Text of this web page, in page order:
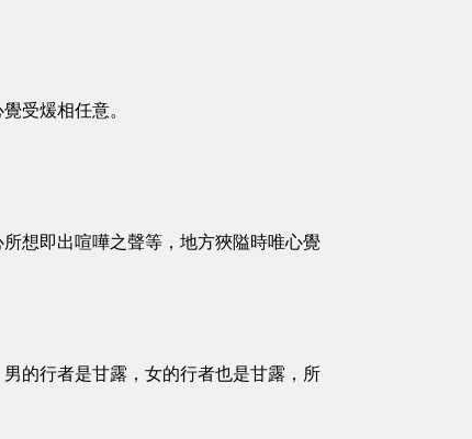
受煖相任意。
想即出喧嘩之聲等，地方狹隘時唯心覺
的行者是甘露，女的行者也是甘露，所